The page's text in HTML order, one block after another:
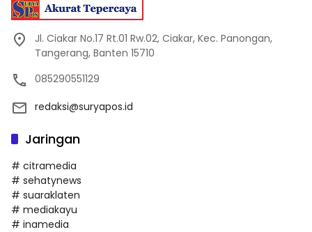
Jl. Ciakar No.17 Rt.01 Rw.02, Ciakar, Kec. Panongan,
Tangerang, Banten 15710
085290551129
redaksi@suryapos.id
Jaringan
# citramedia
# sehatynews
# suaraklaten
# mediakayu
# inamedia